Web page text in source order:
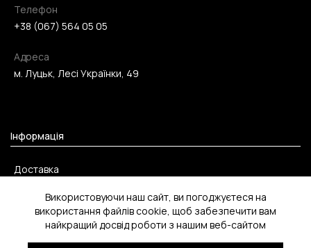
Телефон
+38 (067) 564 05 05
Адреса
м. Луцьк, Лесі Українки, 49
Інформація
Доставка
Повернення
Використовуючи наш сайт, ви погоджуєтеся на
використання файлів cookie, щоб забезпечити вам
найкращий досвід роботи з нашим веб-сайтом